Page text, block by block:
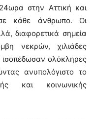
στην Αττική και
κάθε άνθρωπο. Οι
διαφορετικά σημεία
νεκρών, χιλιάδες
ολόκληρες
ανυπολόγιστο το
και κοινωνικής